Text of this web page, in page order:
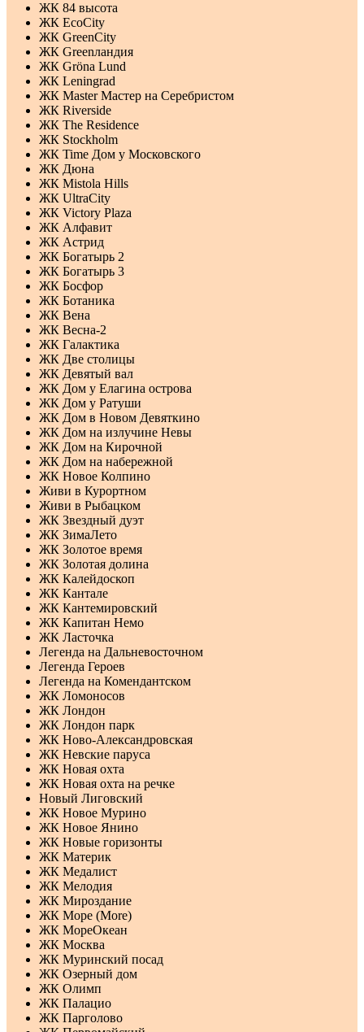
ЖК 84 высота
ЖК EcoCity
ЖК GreenCity
ЖК Greenландия
ЖК Gröna Lund
ЖК Leningrad
ЖК Master Мастер на Серебристом
ЖК Riverside
ЖК The Residence
ЖК Stockholm
ЖК Time Дом у Московского
ЖК Дюна
ЖК Mistola Hills
ЖК UltraCity
ЖК Victory Plaza
ЖК Алфавит
ЖК Астрид
ЖК Богатырь 2
ЖК Богатырь 3
ЖК Босфор
ЖК Ботаника
ЖК Вена
ЖК Весна-2
ЖК Галактика
ЖК Две столицы
ЖК Девятый вал
ЖК Дом у Елагина острова
ЖК Дом у Ратуши
ЖК Дом в Новом Девяткино
ЖК Дом на излучине Невы
ЖК Дом на Кирочной
ЖК Дом на набережной
ЖК Новое Колпино
Живи в Курортном
Живи в Рыбацком
ЖК Звездный дуэт
ЖК ЗимаЛето
ЖК Золотое время
ЖК Золотая долина
ЖК Калейдоскоп
ЖК Кантале
ЖК Кантемировский
ЖК Капитан Немо
ЖК Ласточка
Легенда на Дальневосточном
Легенда Героев
Легенда на Комендантском
ЖК Ломоносов
ЖК Лондон
ЖК Лондон парк
ЖК Ново-Александровская
ЖК Невские паруса
ЖК Новая охта
ЖК Новая охта на речке
Новый Лиговский
ЖК Новое Мурино
ЖК Новое Янино
ЖК Новые горизонты
ЖК Материк
ЖК Медалист
ЖК Мелодия
ЖК Мироздание
ЖК Море (More)
ЖК МореОкеан
ЖК Москва
ЖК Муринский посад
ЖК Озерный дом
ЖК Олимп
ЖК Палацио
ЖК Парголово